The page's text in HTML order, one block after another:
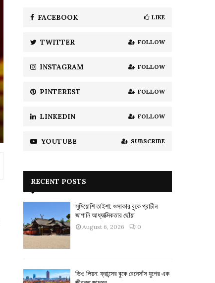
C
H
FACEBOOK LIKE
TWITTER FOLLOW
INSTAGRAM FOLLOW
PINTEREST FOLLOW
LINKEDIN FOLLOW
YOUTUBE SUBSCRIBE
RECENT POSTS
সুমিয়োশি তাইশা: ওসাকার বুকে প্রাচীন
জাপানি আধ্যাত্মিকতার ছোঁয়া
August 6, 2026 0
ভিও লিয়ন: ফ্রান্সের বুকে রেনেসাঁস যুগের এক